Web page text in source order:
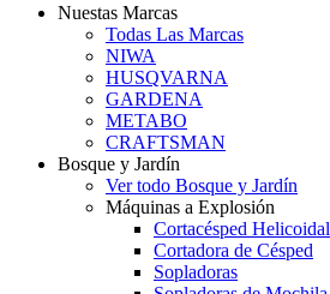
Nuestas Marcas
Todas Las Marcas
NIWA
HUSQVARNA
GARDENA
METABO
CRAFTSMAN
Bosque y Jardín
Ver todo Bosque y Jardín
Máquinas a Explosión
Cortacésped Helicoidal
Cortadora de Césped
Sopladoras